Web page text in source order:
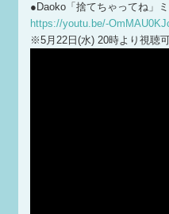
●Daoko「捨てちゃってね」
https://youtu.be/-
※5月22日(水) 20時より視聴